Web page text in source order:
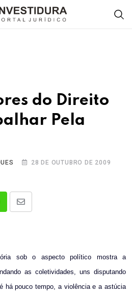
do Direito
Pela
28 DE OUTUBRO DE 2009
Share
sob o aspecto político mostra a
as coletividades, uns disputando
há pouco tempo, a violência e a astúcia